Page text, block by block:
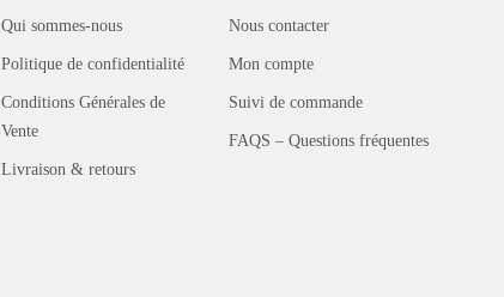
Qui sommes-nous
Politique de confidentialité
Conditions Générales de
Vente
Livraison & retours
Nous contacter
Mon compte
Suivi de commande
FAQS – Questions fréquentes